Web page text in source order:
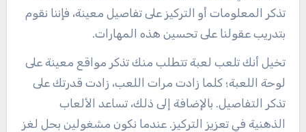
تذكر المعلومات أو التركيز على تفاصيل معينة، فإننا نقوم
بتدريب عقولنا على تحسين هذه المهارات.
تخيل أنك تلعب لعبة تتطلب منك تذكر مواقع معينة على
لوحة اللعبة؛ كلما زادت مرات اللعب، زادت قدرتك على
تذكر التفاصيل. بالإضافة إلى ذلك، تساعد الألعاب
الذهنية في تعزيز التركيز. عندما نكون مشغولين بحل لغز